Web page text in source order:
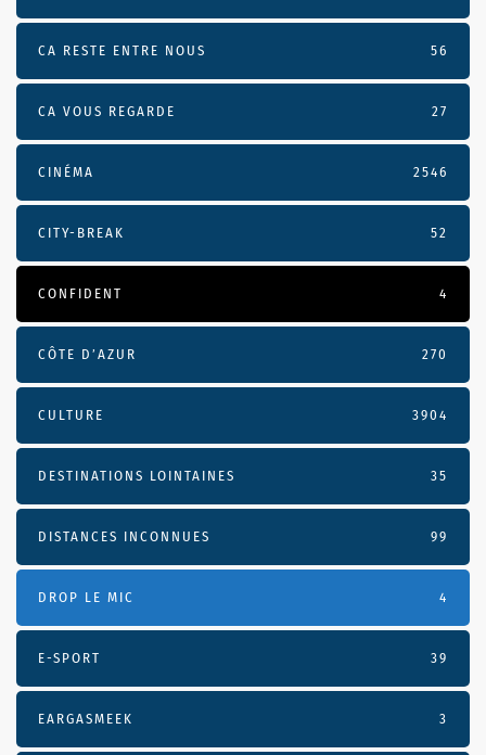
CA RESTE ENTRE NOUS 56
CA VOUS REGARDE 27
CINÉMA 2546
CITY-BREAK 52
CONFIDENT 4
CÔTE D’AZUR 270
CULTURE 3904
DESTINATIONS LOINTAINES 35
DISTANCES INCONNUES 99
DROP LE MIC 4
E-SPORT 39
EARGASMEEK 3